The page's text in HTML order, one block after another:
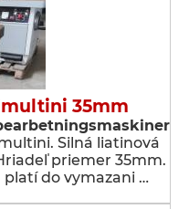
35mm
Silná liatinová
priemer 35mm.
platí do vymazani …